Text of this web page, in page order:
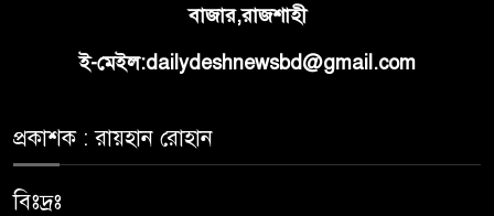
বাজার,রাজশাহী
ই-মেইল:dailydeshnewsbd@gmail.com
প্রকাশক : রায়হান রোহান
বিঃদ্রঃ